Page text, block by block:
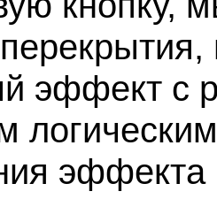
эффект с